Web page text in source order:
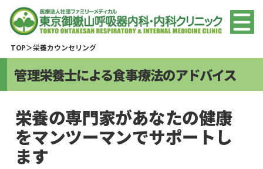
TOP 栄養カウンセリング
管理栄養士による食事療法のアドバイス
栄養の専門家があなたの健康
をマンツーマンでサポートし
ます